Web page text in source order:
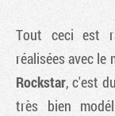
Tout ceci est
réalisées avec le
Rockstar, c'est
très bien